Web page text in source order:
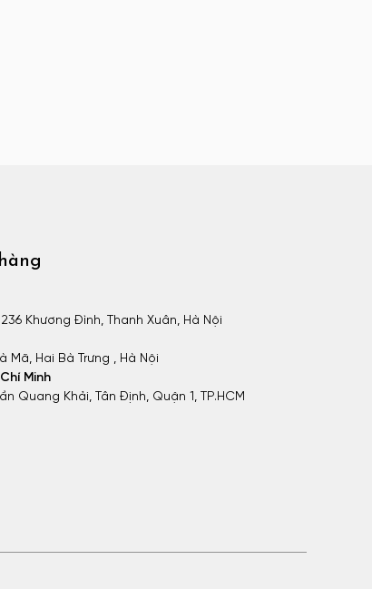
Khương Đình, Thanh Xuân, Hà Nội
Mã, Hai Bà Trưng , Hà Nội
Minh
Quang Khải, Tân Định, Quận 1, TP.HCM